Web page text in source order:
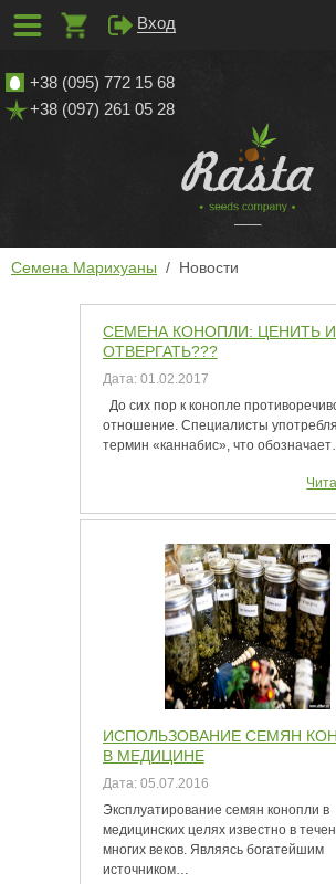
+38 (095) 772 15 68
+38 (097) 261 05 28
Семена Марихуаны Новости
СЕМЕНА КОНОПЛИ: ЦЕНИТЬ
ОТВЕРГАТЬ???
Дата: 01.02.2017
До сих пор к конопле
отношение. Специалисты
термин «каннабис», что
ИСПОЛЬЗОВАНИЕ СЕМЯН
В МЕДИЦИНЕ
Дата: 05.07.2016
Эксплуатирование семян конопли в
медицинских целях известно в
многих веков. Являясь богатейшим
источником…
Вход